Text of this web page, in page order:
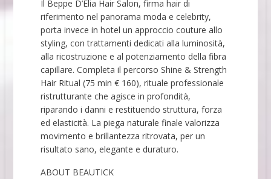
Il Beppe D’Elia Hair Salon, firma hair di
riferimento nel panorama moda e celebrity,
porta invece in hotel un approccio couture allo
styling, con trattamenti dedicati alla luminosità,
alla ricostruzione e al potenziamento della fibra
capillare. Completa il percorso Shine & Strength
Hair Ritual (75 min € 160), rituale professionale
ristrutturante che agisce in profondità,
riparando i danni e restituendo struttura, forza
ed elasticità. La piega naturale finale valorizza
movimento e brillantezza ritrovata, per un
risultato sano, elegante e duraturo.
ABOUT BEAUTICK